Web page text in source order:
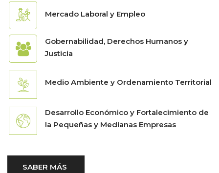
Mercado Laboral y Empleo
Gobernabilidad, Derechos Humanos y
Justicia
Medio Ambiente y Ordenamiento Territorial
Desarrollo Económico y Fortalecimiento de
la Pequeñas y Medianas Empresas
SABER MÁS